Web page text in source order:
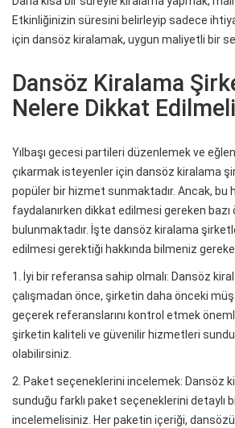
Etkinliğinizin süresini belirleyip sadece
için dansöz kiralamak, uygun maliyetli bir
Dansöz Kiralama
Nelere Dikkat
Yılbaşı gecesi partileri düzenlemek ve
çıkarmak isteyenler için dansöz kiralama
popüler bir hizmet sunmaktadır. Ancak, bu
faydalanırken dikkat edilmesi gereken
bulunmaktadır. İşte dansöz kiralama
edilmesi gerektiği hakkında bilmeniz
1. İyi bir referansa sahip olmalı: Dansöz
çalışmadan önce, şirketin daha önceki
geçerek referanslarını kontrol etmek
şirketin kaliteli ve güvenilir hizmetleri
olabilirsiniz.
2. Paket seçeneklerini incelemek: Dansöz
sunduğu farklı paket seçeneklerini detaylı
incelemelisiniz. Her paketin içeriği,